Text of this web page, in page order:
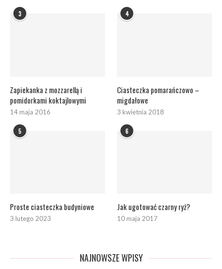
3
Zapiekanka z mozzarellą i
pomidorkami koktajlowymi
14 maja 2016
4
Ciasteczka pomarańczowo –
migdałowe
3 kwietnia 2018
5
Proste ciasteczka budyniowe
3 lutego 2023
6
Jak ugotować czarny ryż?
10 maja 2017
NAJNOWSZE WPISY